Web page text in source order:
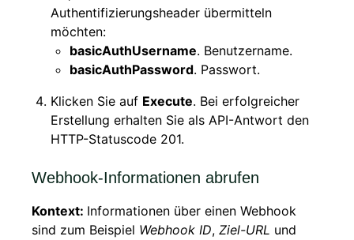
Authentifizierungsheader übermitteln
möchten:
basicAuthUsername. Benutzername.
basicAuthPassword. Passwort.
Klicken Sie auf Execute. Bei erfolgreicher
Erstellung erhalten Sie als API-Antwort den
HTTP-Statuscode 201.
Webhook-Informationen abrufen
Kontext: Informationen über einen Webhook
sind zum Beispiel Webhook ID, Ziel-URL und